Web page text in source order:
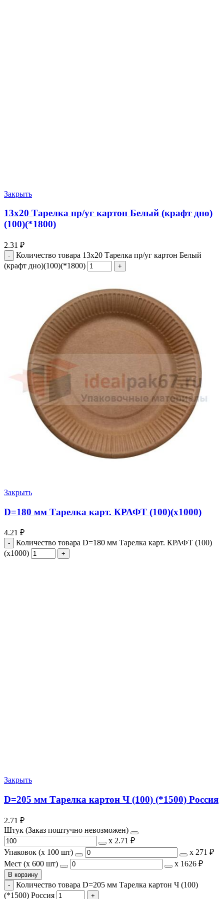
Закрыть
13х20 Тарелка пр/уг картон Белый (крафт дно)
(100)(*1800)
2.31 ₽
Количество товара 13х20 Тарелка пр/уг картон Белый
(крафт дно)(100)(*1800)
Закрыть
D=180 мм Тарелка карт. КРАФТ (100)(х1000)
4.21 ₽
Количество товара D=180 мм Тарелка карт. КРАФТ (100)
(х1000)
Закрыть
D=205 мм Тарелка картон Ч (100) (*1500) Россия
2.71 ₽
Штук (Заказ поштучно невозможен)
х 2.71 ₽
Упаковок (x 100 шт)
х 271 ₽
Мест (x 600 шт)
х 1626 ₽
В корзину
Количество товара D=205 мм Тарелка картон Ч (100)
(*1500) Россия